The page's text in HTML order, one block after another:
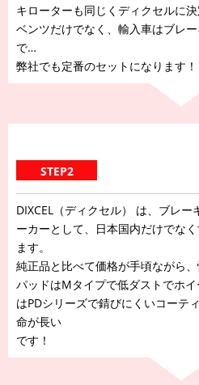
キローターも同じくディクセルに決
ベンツだけでなく、輸入車はブレ
で…
弊社でも定番のセットになります！
STEP2
DIXCEL（ディクセル） は、ブレ
ーカーとして、日本国内だけでな
ます。
純正品と比べて価格が手頃ながら、
パッドはMタイプで低ダストでホ
はPDシリーズで錆びにくいコーテ
命が長い
です！